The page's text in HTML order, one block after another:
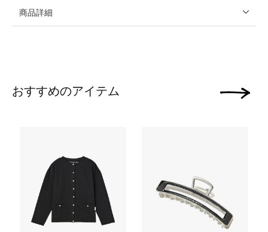
商品詳細
おすすめのアイテム 次の画像